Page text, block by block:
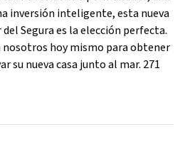
inversión inteligente, esta nueva
Segura es la elección perfecta.
hoy mismo para obtener
su nueva casa junto al mar. 271